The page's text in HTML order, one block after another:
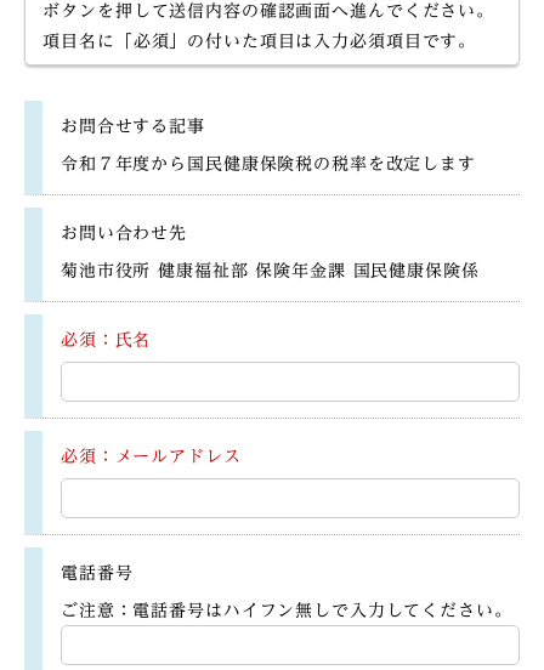
ボタンを押して送信内容の確認画面へ進んでください。
項目名に「必須」の付いた項目は入力必須項目です。
お問合せする記事
令和７年度から国民健康保険税の税率を改定します
お問い合わせ先
菊池市役所 健康福祉部 保険年金課 国民健康保険係
必須：氏名
必須：メールアドレス
電話番号
ご注意：電話番号はハイフン無しで入力してください。